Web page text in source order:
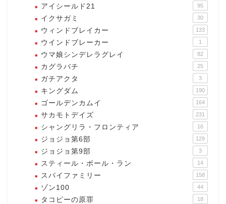
アイシールド21 95
イクサガミ 30
ウィンドブレイカー 133
ウインドブレーカー 1
ウマ娘シンデレラグレイ 82
カグラバチ 25
ガチアクタ 3
キングダム 190
ゴールデンカムイ 164
サカモトデイズ 231
シャングリラ・フロンティア 16
ジョジョ第6部 129
ジョジョ第9部 3
スティール・ボール・ラン 14
スパイファミリー 158
ゾン100 44
タコピーの原罪 18